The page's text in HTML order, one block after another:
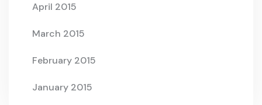
April 2015
March 2015
February 2015
January 2015